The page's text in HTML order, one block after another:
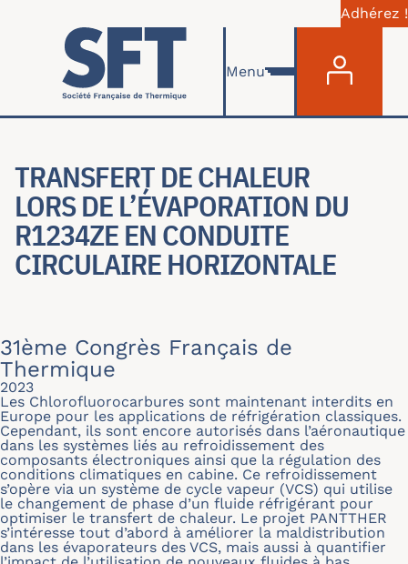
Aller au contenu principal
Adhérez !
Menu
TRANSFERT DE CHALEUR
LORS DE L’ÉVAPORATION DU
R1234ZE EN CONDUITE
CIRCULAIRE HORIZONTALE
31ème Congrès Français de
Thermique
2023
Les Chlorofluorocarbures sont maintenant interdits en
Europe pour les applications de réfrigération classiques.
Cependant, ils sont encore autorisés dans l’aéronautique
dans les systèmes liés au refroidissement des
composants électroniques ainsi que la régulation des
conditions climatiques en cabine. Ce refroidissement
s’opère via un système de cycle vapeur (VCS) qui utilise
le changement de phase d’un fluide réfrigérant pour
optimiser le transfert de chaleur. Le projet PANTTHER
s’intéresse tout d’abord à améliorer la maldistribution
dans les évaporateurs des VCS, mais aussi à quantifier